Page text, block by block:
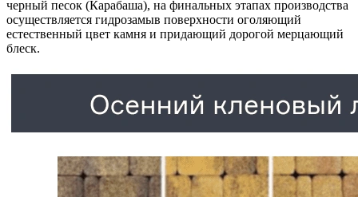
черный песок (Карабаша), на финальных этапах производства
осуществляется гидрозамыв поверхности оголяющий
естественный цвет камня и придающий дорогой мерцающий
блеск.